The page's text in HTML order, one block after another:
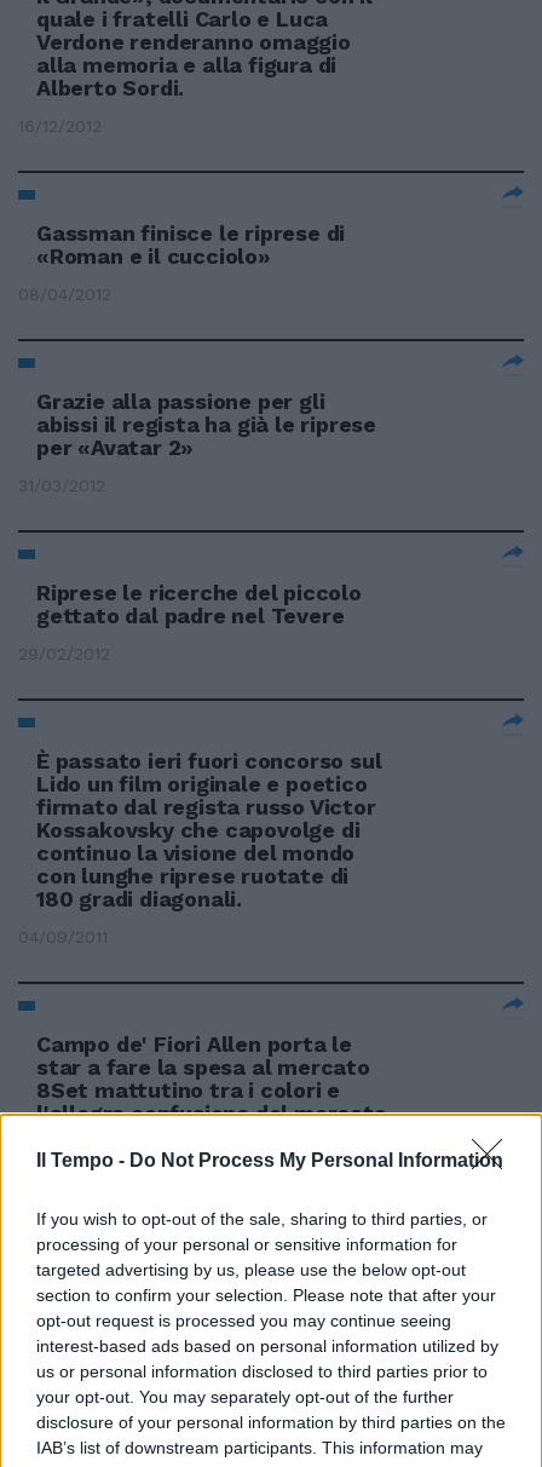
Il Tempo - Do Not Process My Personal Information
If you wish to opt-out of the sale, sharing to third parties, or
processing of your personal or sensitive information for
targeted advertising by us, please use the below opt-out
section to confirm your selection. Please note that after your
opt-out request is processed you may continue seeing
interest-based ads based on personal information utilized by
us or personal information disclosed to third parties prior to
your opt-out. You may separately opt-out of the further
disclosure of your personal information by third parties on the
IAB’s list of downstream participants. This information may
quale i fratelli Carlo e Luca
Verdone renderanno omaggio
alla memoria e alla figura di
Alberto Sordi.
16/12/2012
Gassman finisce le riprese di
«Roman e il cucciolo»
08/04/2012
Grazie alla passione per gli
abissi il regista ha già le riprese
per «Avatar 2»
31/03/2012
Riprese le ricerche del piccolo
gettato dal padre nel Tevere
29/02/2012
È passato ieri fuori concorso sul
Lido un film originale e poetico
firmato dal regista russo Victor
Kossakovsky che capovolge di
continuo la visione del mondo
con lunghe riprese ruotate di
180 gradi diagonali.
04/09/2011
Campo de' Fiori Allen porta le
star a fare la spesa al mercato
8Set mattutino tra i colori e
l'allegra confusione del mercato
Allen nella capitale per le
31/07/2011
La Nasa filma la cometa suicida
L'ultima corsa di una cometa
«suicida», che ha concluso il suo
viaggio precipitando nel Sole, si
può osservare nelle immagini